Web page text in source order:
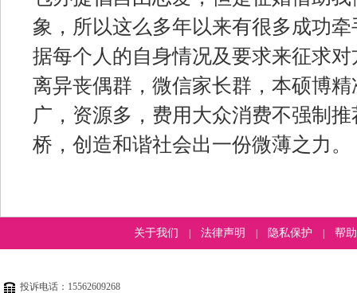
象，所以这么多年以来有很多成功
据每个人的自身情况及要求来征求
离异丧偶群，微信家长群，本硕博
广，资源多，费用大众消费不强制
桥，创造和谐社会出一份微薄之力。
关于我们 法律声明 隐私保护 帮
投诉电话：15562609268